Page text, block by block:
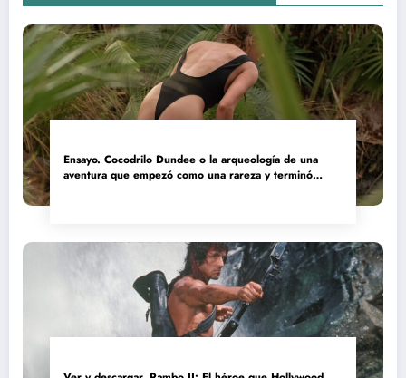
Ensayo. Cocodrilo Dundee o la arqueología de una
aventura que empezó como una rareza y terminó